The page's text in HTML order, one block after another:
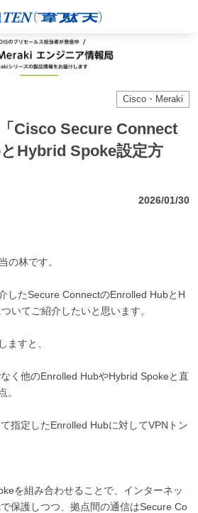
Cisco・Meraki
Cisco Secure Connect
Hybrid Spoke設定方
2026/01/30
の林です。
したSecure ConnectのEnrolled HubとH
いてご紹介したいと思います。
ますと、
く他のEnrolled HubやHybrid Spokeと直
。
指定したEnrolled Hubに対してVPNトン
を組み合わせることで、インターネッ
保護しつつ、拠点間の通信はSecure Co